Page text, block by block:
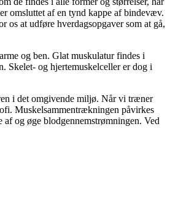
omsluttet af en tynd kappe af bindevæv.
at udføre hverdagsopgaver som at gå,
og ben. Glat muskulatur findes i
Skelet- og hjertemuskelceller er dog i
i det omgivende miljø. Når vi træner
Muskelsammentrækningen påvirkes
og øge blodgennemstrømningen. Ved